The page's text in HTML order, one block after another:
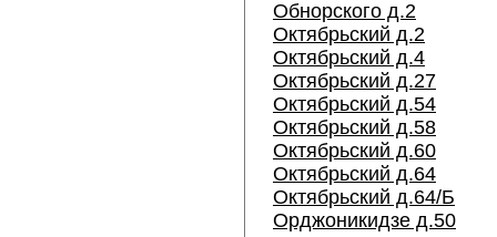
Обнорского д.2
Октябрьский д.2
Октябрьский д.4
Октябрьский д.27
Октябрьский д.54
Октябрьский д.58
Октябрьский д.60
Октябрьский д.64
Октябрьский д.64/Б
Орджоникидзе д.50